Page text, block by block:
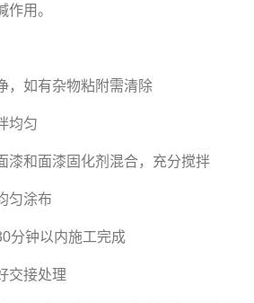
作用。
如有杂物粘附需清除
均匀
和面漆固化剂混合，充分搅拌
匀涂布
钟以内施工完成
接处理